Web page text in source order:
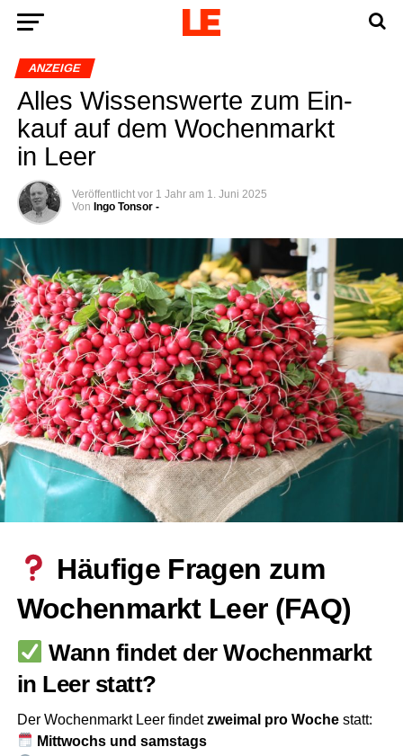
ANZEIGE
Alles Wis­sens­wer­te zum Ein­
kauf auf dem Wochen­markt
in Leer
Veröffentlicht vor 1 Jahr am 1. Juni 2025
Von Ingo Tonsor -
Häu­fi­ge Fra­gen zum
Wochen­markt Leer (FAQ)
Wann fin­det der Wochen­markt
in Leer statt?
Der Wochen­markt Leer fin­detzwei­mal pro Wochestatt:
Mitt­wochs und sams­tags